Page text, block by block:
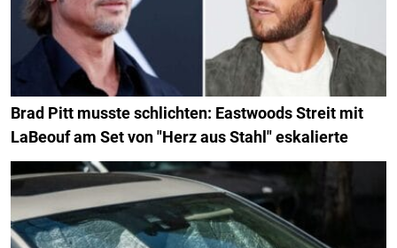
Brad Pitt musste schlichten: Eastwoods Streit mit
LaBeouf am Set von "Herz aus Stahl" eskalierte